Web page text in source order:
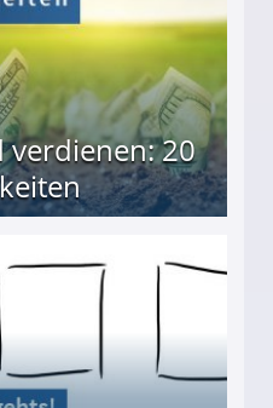
verdienen: 20